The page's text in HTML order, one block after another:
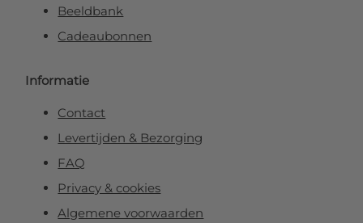
Beeldbank
Cadeaubonnen
Informatie
Contact
Levertijden & Bezorging
FAQ
Privacy & cookies
Algemene voorwaarden